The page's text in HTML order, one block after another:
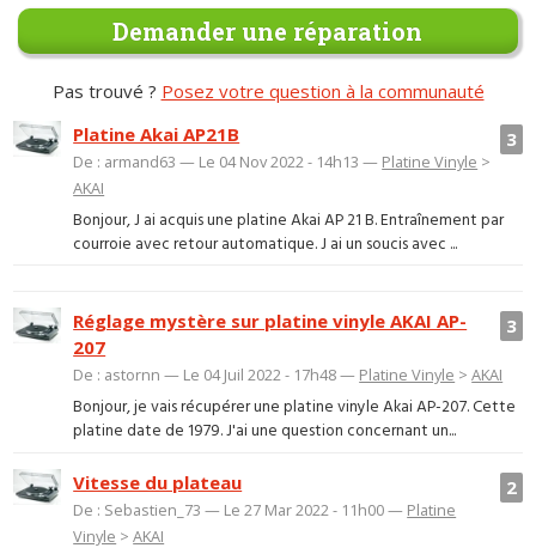
Demander une réparation
Pas trouvé ? Posez votre question à la communauté
3
Platine Akai AP21B
De : armand63 — Le 04 Nov 2022 - 14h13 — Platine Vinyle >
AKAI
Bonjour, J ai acquis une platine Akai AP 21 B. Entraînement par
courroie avec retour automatique. J ai un soucis avec ...
3
Réglage mystère sur platine vinyle AKAI AP-
207
De : astornn — Le 04 Juil 2022 - 17h48 — Platine Vinyle >AKAI
Bonjour, je vais récupérer une platine vinyle Akai AP-207. Cette
platine date de 1979. J'ai une question concernant un...
2
Vitesse du plateau
De : Sebastien_73 — Le 27 Mar 2022 - 11h00 — Platine
Vinyle >AKAI